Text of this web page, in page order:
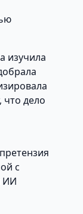
изучила
дело
с
ИИ